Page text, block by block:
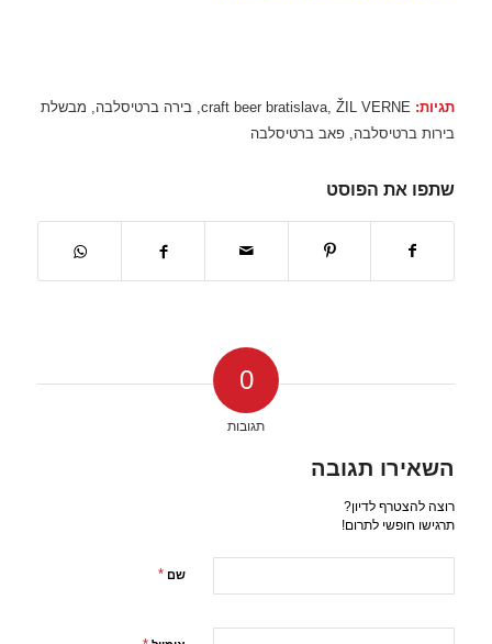
תגיות: craft beer bratislava,ŽIL VERNE
, בירה ברטיסלבה, מבשלת
בירות ברטיסלבה, פאב ברטיסלבה
שתפו את הפוסט
0
תגובות
השאירו תגובה
רוצה להצטרף לדיון?
תרגישו חופשי לתרום!
שם *